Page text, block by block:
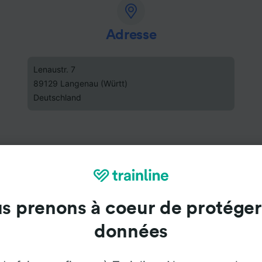
Adresse
Lenaustr. 7
89129 Langenau (Württ)
Deutschland
prenons à coeur de
données